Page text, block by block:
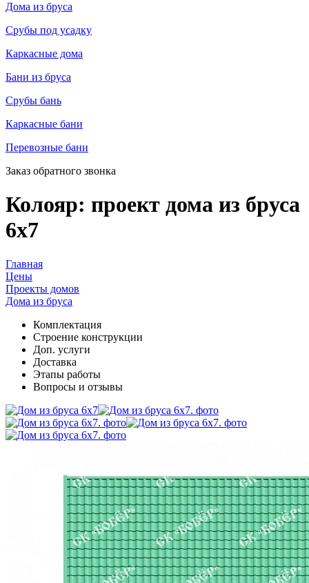
Дома из бруса
Срубы под усадку
Каркасные дома
Бани из бруса
Срубы бань
Каркасные бани
Перевозные бани
Заказ обратного звонка
Колояр: проект дома из бруса
6х7
Главная
Цены
Проекты домов
Дома из бруса
Комплектация
Cтроение конструкции
Доп. услуги
Доставка
Этапы работы
Вопросы и отзывы